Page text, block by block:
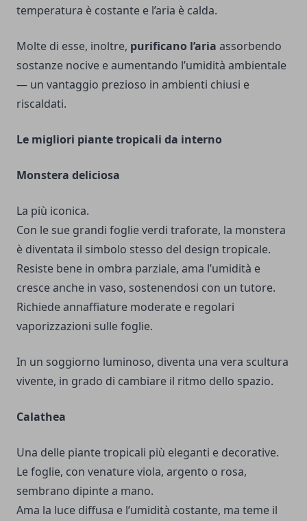
temperatura è costante e l’aria è calda.
Molte di esse, inoltre, purificano l’aria assorbendo
sostanze nocive e aumentando l’umidità ambientale
— un vantaggio prezioso in ambienti chiusi e
riscaldati.
Le migliori piante tropicali da interno
Monstera deliciosa
La più iconica.
Con le sue grandi foglie verdi traforate, la monstera
è diventata il simbolo stesso del design tropicale.
Resiste bene in ombra parziale, ama l’umidità e
cresce anche in vaso, sostenendosi con un tutore.
Richiede annaffiature moderate e regolari
vaporizzazioni sulle foglie.
In un soggiorno luminoso, diventa una vera scultura
vivente, in grado di cambiare il ritmo dello spazio.
Calathea
Una delle piante tropicali più eleganti e decorative.
Le foglie, con venature viola, argento o rosa,
sembrano dipinte a mano.
Ama la luce diffusa e l’umidità costante, ma teme il